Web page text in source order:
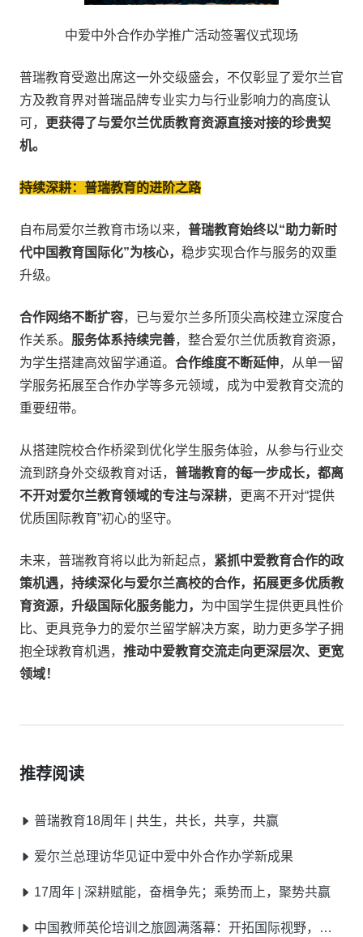
中爱中外合作办学推广活动签署仪式现场
普瑞教育受邀出席这一外交级盛会，不仅彰显了爱尔兰官
方及教育界对普瑞品牌专业实力与行业影响力的高度认
可，
更获得了与爱尔兰优质教育资源直接对接的珍贵契
机。
持续深耕：普瑞教育的进阶之路
自布局爱尔兰教育市场以来， 普瑞教育始终以“助力新时
代中国教育国际化”为核心， 稳步实现合作与服务的双重
升级。
合作网络不断扩容，已与爱尔兰多所顶尖高校建立深度合
作关系。 服务体系持续完善，整合爱尔兰优质教育资源，
为学生搭建高效留学通道。 合作维度不断延伸，从单一留
学服务拓展至合作办学等多元领域，成为中爱教育交流的
重要纽带。
从搭建院校合作桥梁到优化学生服务体验，从参与行业交
流到跻身外交级教育对话， 普瑞教育的每一步成长，都离
不开对爱尔兰教育领域的专注与深耕，更离不开对“提供
优质国际教育”初心的坚守。
未来，普瑞教育将以此为新起点， 紧抓中爱教育合作的政
策机遇，持续深化与爱尔兰高校的合作，拓展更多优质教
育资源，升级国际化服务能力， 为中国学生提供更具性价
比、更具竞争力的爱尔兰留学解决方案，助力更多学子拥
抱全球教育机遇， 推动中爱教育交流走向更深层次、更宽
领域！
推荐阅读
普瑞教育18周年 | 共生，共长，共享，共赢
爱尔兰总理访华见证中爱中外合作办学新成果
17周年 | 深耕赋能，奋楫争先；乘势而上，聚势共赢
中国教师英伦培训之旅圆满落幕：开拓国际视野，点亮教育之光